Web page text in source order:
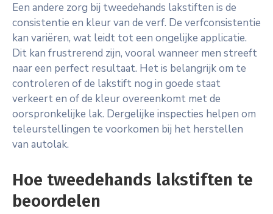
Een andere zorg bij tweedehands lakstiften is de
consistentie en kleur van de verf. De verfconsistentie
kan variëren, wat leidt tot een ongelijke applicatie.
Dit kan frustrerend zijn, vooral wanneer men streeft
naar een perfect resultaat. Het is belangrijk om te
controleren of de lakstift nog in goede staat
verkeert en of de kleur overeenkomt met de
oorspronkelijke lak. Dergelijke inspecties helpen om
teleurstellingen te voorkomen bij het herstellen
van autolak.
Hoe tweedehands lakstiften te
beoordelen